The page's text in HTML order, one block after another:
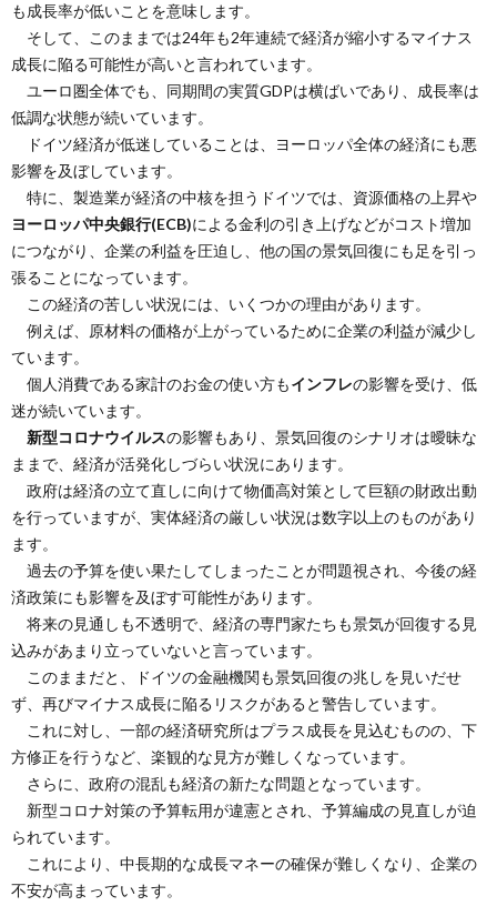
も成長率が低いことを意味します。
そして、このままでは24年も2年連続で経済が縮小するマイナス
成長に陥る可能性が高いと言われています。
ユーロ圏全体でも、同期間の実質GDPは横ばいであり、成長率は
低調な状態が続いています。
ドイツ経済が低迷していることは、ヨーロッパ全体の経済にも悪
影響を及ぼしています。
特に、製造業が経済の中核を担うドイツでは、資源価格の上昇や
ヨーロッパ中央銀行(ECB)による金利の引き上げなどがコスト増加
につながり、企業の利益を圧迫し、他の国の景気回復にも足を引っ
張ることになっています。
この経済の苦しい状況には、いくつかの理由があります。
例えば、原材料の価格が上がっているために企業の利益が減少し
ています。
個人消費である家計のお金の使い方もインフレの影響を受け、低
迷が続いています。
新型コロナウイルスの影響もあり、景気回復のシナリオは曖昧な
ままで、経済が活発化しづらい状況にあります。
政府は経済の立て直しに向けて物価高対策として巨額の財政出動
を行っていますが、実体経済の厳しい状況は数字以上のものがあり
ます。
過去の予算を使い果たしてしまったことが問題視され、今後の経
済政策にも影響を及ぼす可能性があります。
将来の見通しも不透明で、経済の専門家たちも景気が回復する見
込みがあまり立っていないと言っています。
このままだと、ドイツの金融機関も景気回復の兆しを見いだせ
ず、再びマイナス成長に陥るリスクがあると警告しています。
これに対し、一部の経済研究所はプラス成長を見込むものの、下
方修正を行うなど、楽観的な見方が難しくなっています。
さらに、政府の混乱も経済の新たな問題となっています。
新型コロナ対策の予算転用が違憲とされ、予算編成の見直しが迫
られています。
これにより、中長期的な成長マネーの確保が難しくなり、企業の
不安が高まっています。